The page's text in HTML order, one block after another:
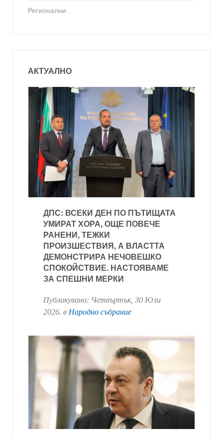
Регионални
АКТУАЛНО
ДПС: ВСЕКИ ДЕН ПО ПЪТИЩАТА
УМИРАТ ХОРА, ОЩЕ ПОВЕЧЕ
РАНЕНИ, ТЕЖКИ
ПРОИЗШЕСТВИЯ, А ВЛАСТТА
ДЕМОНСТРИРА НЕЧОВЕШКО
СПОКОЙСТВИЕ. НАСТОЯВАМЕ
ЗА СПЕШНИ МЕРКИ
Публикувано: Четвъртък, 30 Юли
2026. в Народно събрание